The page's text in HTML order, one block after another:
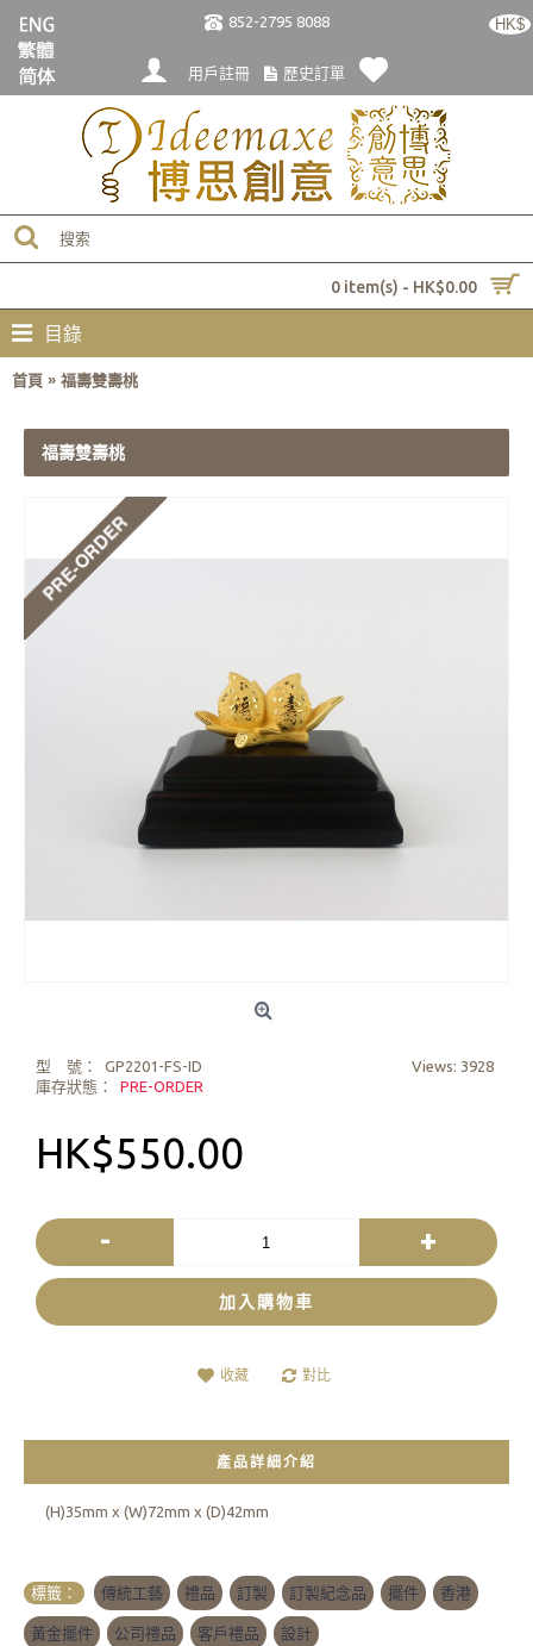
852-2795 8088 HK$
用戶註冊 歷史訂單
0 item(s) - HK$0.00
目錄
首頁 » 福壽雙壽桃
福壽雙壽桃
Views: 3928
型 號：
GP2201-FS-ID
庫存狀態：
PRE-ORDER
HK$550.00
- +
加入購物車
收藏 對比
產品詳細介紹
(H)35mm x (W)72mm x (D)42mm
標籤： 傳統工藝 禮品 訂製 訂製紀念品 擺件 香港
黃金擺件 公司禮品 客戶禮品 設計